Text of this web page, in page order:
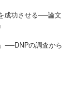
成功させる──論文
──DNPの調査から